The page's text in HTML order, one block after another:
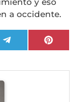
a occidente.
Compartir
en
en